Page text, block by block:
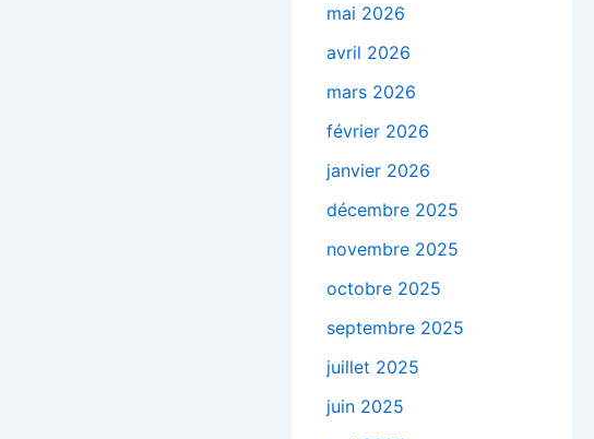
mai 2026
avril 2026
mars 2026
février 2026
janvier 2026
décembre 2025
novembre 2025
octobre 2025
septembre 2025
juillet 2025
juin 2025